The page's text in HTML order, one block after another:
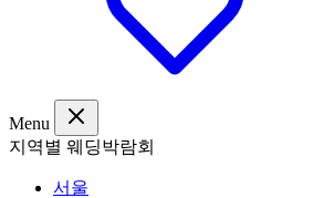
Menu
지역별 웨딩박람회
서울